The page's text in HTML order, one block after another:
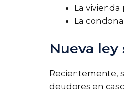
La
La
Nueva ley
Recientemente,
deudores en